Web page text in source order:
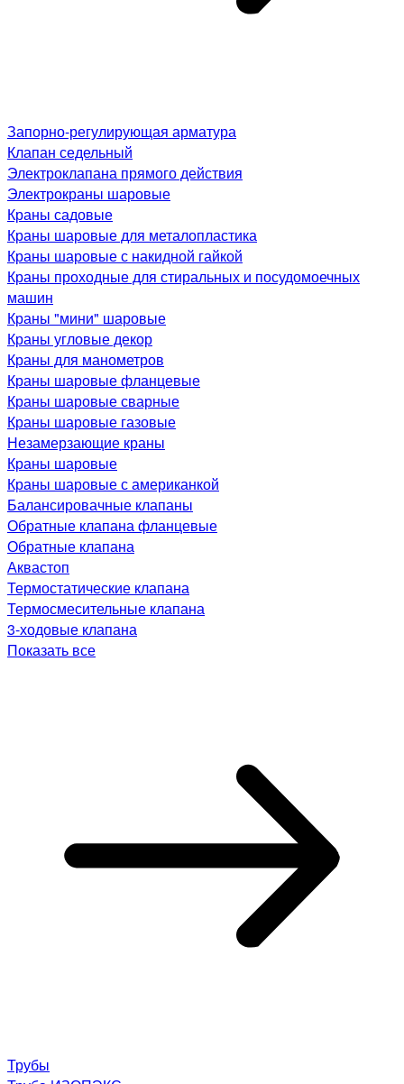
Запорно-регулирующая арматура
Клапан седельный
Электроклапана прямого действия
Электрокраны шаровые
Краны садовые
Краны шаровые для металопластика
Краны шаровые с накидной гайкой
Краны проходные для стиральных и посудомоечных
машин
Краны "мини" шаровые
Краны угловые декор
Краны для манометров
Краны шаровые фланцевые
Краны шаровые сварные
Краны шаровые газовые
Незамерзающие краны
Краны шаровые
Краны шаровые с американкой
Балансировачные клапаны
Обратные клапана фланцевые
Обратные клапана
Аквастоп
Термостатические клапана
Термосмесительные клапана
3-ходовые клапана
Показать все
Трубы